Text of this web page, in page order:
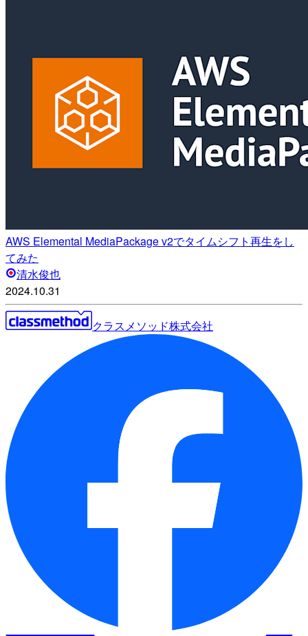
AWS Elemental MediaPackage v2でタイムシフト再生をし
てみた
清水俊也
2024.10.31
クラスメソッド株式会社